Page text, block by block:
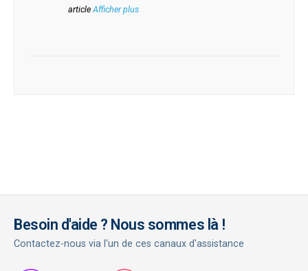
article Afficher plus
Besoin d'aide ? Nous sommes là !
Contactez-nous via l'un de ces canaux d'assistance